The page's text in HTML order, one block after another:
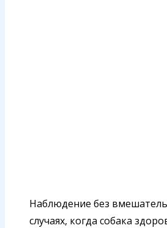
Наблюдение без
случаях, когда собака